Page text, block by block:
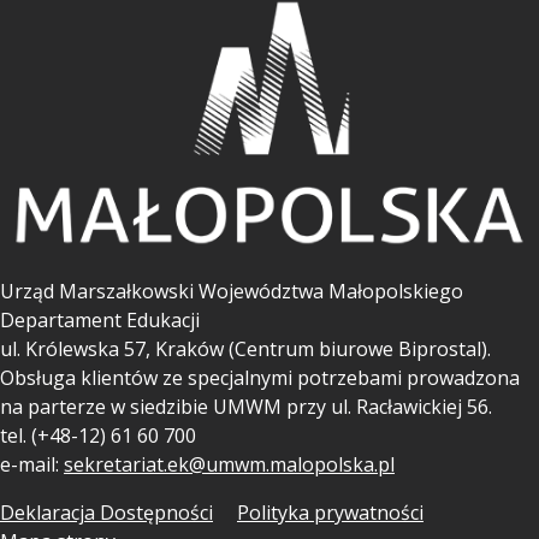
Urząd Marszałkowski Województwa Małopolskiego
Departament Edukacji
ul. Królewska 57, Kraków (Centrum biurowe Biprostal).
Obsługa klientów ze specjalnymi potrzebami prowadzona
na parterze w siedzibie UMWM przy ul. Racławickiej 56.
tel. (+48-12) 61 60 700
e-mail: sekretariat.ek@umwm.malopolska.pl
Deklaracja Dostępności
Polityka prywatności